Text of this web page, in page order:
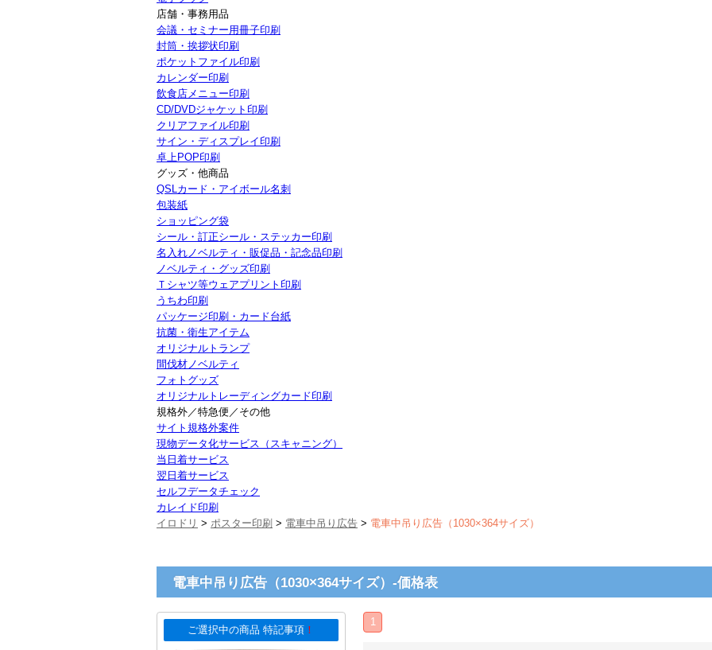
店舗・事務用品
会議・セミナー用冊子印刷
封筒・挨拶状印刷
ポケットファイル印刷
カレンダー印刷
飲食店メニュー印刷
CD/DVDジャケット印刷
クリアファイル印刷
サイン・ディスプレイ印刷
卓上POP印刷
グッズ・他商品
QSLカード・アイボール名刺
包装紙
ショッピング袋
シール・訂正シール・ステッカー印刷
名入れノベルティ・販促品・記念品印刷
ノベルティ・グッズ印刷
Ｔシャツ等ウェアプリント印刷
うちわ印刷
パッケージ印刷・カード台紙
抗菌・衛生アイテム
オリジナルトランプ
間伐材ノベルティ
フォトグッズ
オリジナルトレーディングカード印刷
規格外／特急便／その他
サイト規格外案件
現物データ化サービス（スキャニング）
当日着サービス
翌日着サービス
セルフデータチェック
カレイド印刷
イロドリ > ポスター印刷 > 電車中吊り広告 > 電車中吊り広告（1030×364サイズ）
電車中吊り広告（1030×364サイズ）-価格表
ご選択中の商品 特記事項 ！
1